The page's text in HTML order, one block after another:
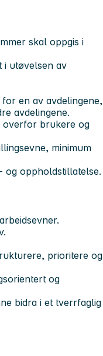
skal oppgis i
i utøvelsen av
en av avdelingene,
avdelingene.
overfor brukere og
minimum
og oppholdstillatelse.
prioritere og
og
bidra i et tverrfaglig